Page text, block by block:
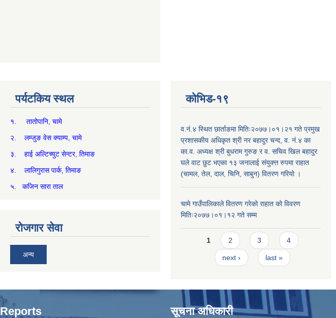
पर्यटकिय स्थल
१. तातोपानि, चामे
२. लम्जुङ वेस क्याम्प, चामे
३. हाई अल्टिच्युट सेन्टर, तिमाङ
४. लालिगुरास पार्क, तिमाङ
५. कजिन सारा ताल
रोजगार सेवा
अन्य
कोभिड-१९
व.नं.४ स्थित छार्ताङमा मितिः२०७७।०१।२१ गते प्रमुख
प्रशासकीय अधिकृत श्री नर बहादुर चन्द, व. नं.४ का
का.व. अध्यक्ष श्री बुधराम गुरुङ र व. सचिव खिल बहादुर
घले वाट छुट भएका १३ जनालाई संयुक्त्त रुपमा राहात
(चामल, तेल, दाल, चिनि, साबुन) वितरण गरियो ।
चामे गाउँपालिकाले वितरण गरेको राहात को विवरण
मितिः२०७७।०१।१२ गते सम्म
Pages
1 2 3 4
next › last »
Reports सूचना अधिकारी